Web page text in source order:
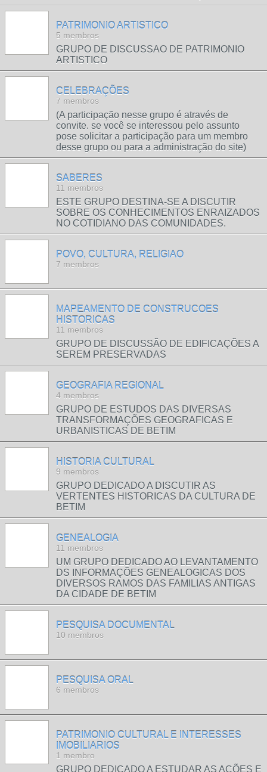
PATRIMONIO ARTISTICO
5 membros
GRUPO DE DISCUSSAO DE PATRIMONIO
ARTISTICO
CELEBRAÇÕES
7 membros
(A participação nesse grupo é através de
convite. se você se interessou pelo assunto
pose solicitar a participação para um membro
desse grupo ou para a administração do site)
SABERES
11 membros
ESTE GRUPO DESTINA-SE A DISCUTIR
SOBRE OS CONHECIMENTOS ENRAIZADOS
NO COTIDIANO DAS COMUNIDADES.
POVO, CULTURA, RELIGIAO
7 membros
MAPEAMENTO DE CONSTRUCOES
HISTORICAS
11 membros
GRUPO DE DISCUSSÃO DE EDIFICAÇÕES A
SEREM PRESERVADAS
GEOGRAFIA REGIONAL
4 membros
GRUPO DE ESTUDOS DAS DIVERSAS
TRANSFORMAÇÕES GEOGRAFICAS E
URBANISTICAS DE BETIM
HISTORIA CULTURAL
9 membros
GRUPO DEDICADO A DISCUTIR AS
VERTENTES HISTORICAS DA CULTURA DE
BETIM
GENEALOGIA
11 membros
UM GRUPO DEDICADO AO LEVANTAMENTO
DS INFORMAÇÕES GENEALOGICAS DOS
DIVERSOS RAMOS DAS FAMILIAS ANTIGAS
DA CIDADE DE BETIM
PESQUISA DOCUMENTAL
10 membros
PESQUISA ORAL
6 membros
PATRIMONIO CULTURAL E INTERESSES
IMOBILIARIOS
1 membro
GRUPO DEDICADO A ESTUDAR AS AÇÕES E